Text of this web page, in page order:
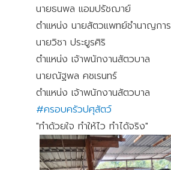
นายธนพล แอมปรัชฌาย์
ตำแหน่ง นายสัตวแพทย์ชำนาญการ
นายวิชา ประยูรศิริ
ตำแหน่ง เจ้าพนักงานสัตวบาล
นายณัฐพล คชเรนทร์
ตำแหน่ง เจ้าพนักงานสัตวบาล
#ครอบครัวปศุสัตว์
"ทำด้วยใจ ทำให้ไว ทำได้จริง"